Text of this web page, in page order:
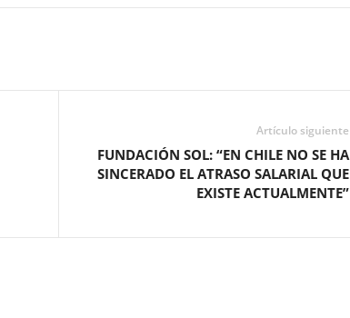
Artículo siguiente
FUNDACIÓN SOL: “EN CHILE NO SE HA
SINCERADO EL ATRASO SALARIAL QUE
EXISTE ACTUALMENTE”